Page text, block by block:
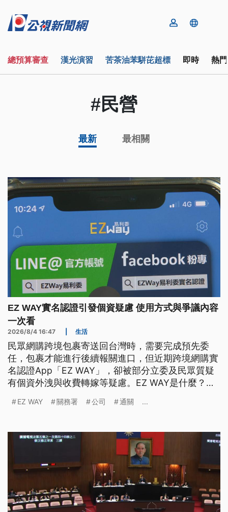
總預算審查 漢光演習 苦茶油苯駢芘超標 即時 熱
#民營
最新 最相關
EZ WAY實名認證引發個資疑慮 使用方式與爭議內容
一次看
2026/8/4 16:47 生活
民眾網購跨境包裹寄送回台灣時，需要完成預先委
任，包裹才能進行後續報關進口，但近期跨境網購實
名認證App「EZ WAY」，卻被部分立委及民眾質疑
有個資外洩與收費轉嫁等疑慮。EZ WAY是什麼？當
何？
EZ WAY 關務署 公司 通關 ...